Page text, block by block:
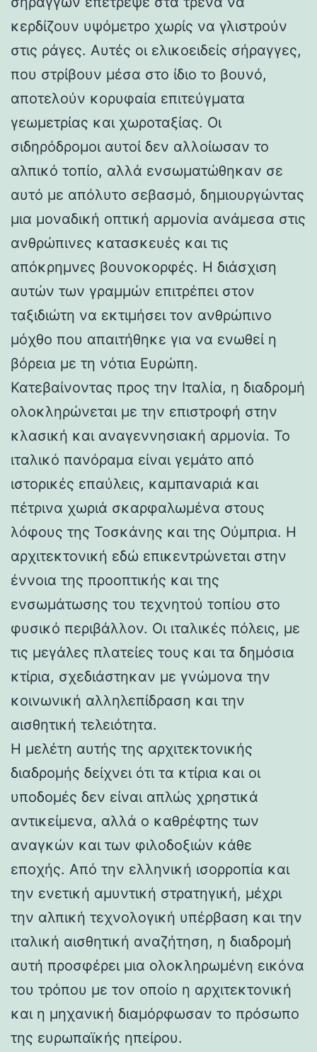
κερδίζουν υψόμετρο χωρίς να γλιστρούν
στις ράγες. Αυτές οι ελικοειδείς σήραγγες,
που στρίβουν μέσα στο ίδιο το βουνό,
αποτελούν κορυφαία επιτεύγματα
γεωμετρίας και χωροταξίας. Οι
σιδηρόδρομοι αυτοί δεν αλλοίωσαν το
αλπικό τοπίο, αλλά ενσωματώθηκαν σε
αυτό με απόλυτο σεβασμό, δημιουργώντας
μια μοναδική οπτική αρμονία ανάμεσα στις
ανθρώπινες κατασκευές και τις
απόκρημνες βουνοκορφές. Η διάσχιση
αυτών των γραμμών επιτρέπει στον
ταξιδιώτη να εκτιμήσει τον ανθρώπινο
μόχθο που απαιτήθηκε για να ενωθεί η
βόρεια με τη νότια Ευρώπη.
Κατεβαίνοντας προς την Ιταλία, η διαδρομή
ολοκληρώνεται με την επιστροφή στην
κλασική και αναγεννησιακή αρμονία. Το
ιταλικό πανόραμα είναι γεμάτο από
ιστορικές επαύλεις, καμπαναριά και
πέτρινα χωριά σκαρφαλωμένα στους
λόφους της Τοσκάνης και της Ούμπρια. Η
αρχιτεκτονική εδώ επικεντρώνεται στην
έννοια της προοπτικής και της
ενσωμάτωσης του τεχνητού τοπίου στο
φυσικό περιβάλλον. Οι ιταλικές πόλεις, με
τις μεγάλες πλατείες τους και τα δημόσια
κτίρια, σχεδιάστηκαν με γνώμονα την
κοινωνική αλληλεπίδραση και την
αισθητική τελειότητα.
Η μελέτη αυτής της αρχιτεκτονικής
διαδρομής δείχνει ότι τα κτίρια και οι
υποδομές δεν είναι απλώς χρηστικά
αντικείμενα, αλλά ο καθρέφτης των
αναγκών και των φιλοδοξιών κάθε
εποχής. Από την ελληνική ισορροπία και
την ενετική αμυντική στρατηγική, μέχρι
την αλπική τεχνολογική υπέρβαση και την
ιταλική αισθητική αναζήτηση, η διαδρομή
αυτή προσφέρει μια ολοκληρωμένη εικόνα
του τρόπου με τον οποίο η αρχιτεκτονική
και η μηχανική διαμόρφωσαν το πρόσωπο
της ευρωπαϊκής ηπείρου.